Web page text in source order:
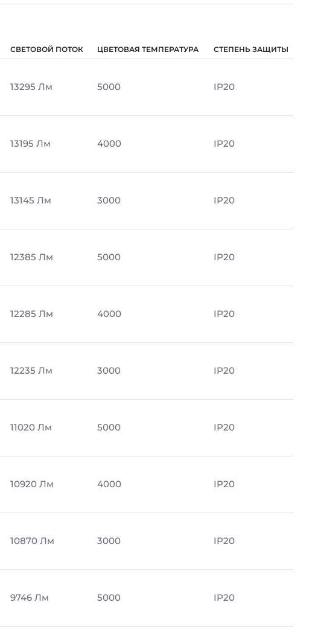
СВЕТОВОЙ ПОТОК ЦВЕТОВАЯ ТЕМПЕРАТУРА СТЕПЕНЬ ЗАЩИТЫ
13295 Лм 5000 IP20
13195 Лм 4000 IP20
13145 Лм 3000 IP20
12385 Лм 5000 IP20
12285 Лм 4000 IP20
12235 Лм 3000 IP20
11020 Лм 5000 IP20
10920 Лм 4000 IP20
10870 Лм 3000 IP20
9746 Лм 5000 IP20